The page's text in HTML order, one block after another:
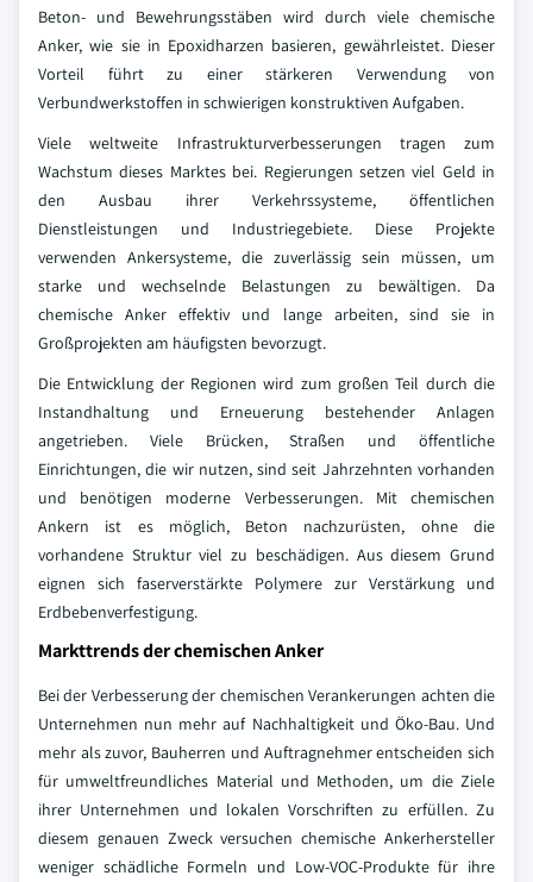
Beton- und Bewehrungsstäben wird durch viele chemische
Anker, wie sie in Epoxidharzen basieren, gewährleistet. Dieser
Vorteil führt zu einer stärkeren Verwendung von
Verbundwerkstoffen in schwierigen konstruktiven Aufgaben.
Viele weltweite Infrastrukturverbesserungen tragen zum
Wachstum dieses Marktes bei. Regierungen setzen viel Geld in
den Ausbau ihrer Verkehrssysteme, öffentlichen
Dienstleistungen und Industriegebiete. Diese Projekte
verwenden Ankersysteme, die zuverlässig sein müssen, um
starke und wechselnde Belastungen zu bewältigen. Da
chemische Anker effektiv und lange arbeiten, sind sie in
Großprojekten am häufigsten bevorzugt.
Die Entwicklung der Regionen wird zum großen Teil durch die
Instandhaltung und Erneuerung bestehender Anlagen
angetrieben. Viele Brücken, Straßen und öffentliche
Einrichtungen, die wir nutzen, sind seit Jahrzehnten vorhanden
und benötigen moderne Verbesserungen. Mit chemischen
Ankern ist es möglich, Beton nachzurüsten, ohne die
vorhandene Struktur viel zu beschädigen. Aus diesem Grund
eignen sich faserverstärkte Polymere zur Verstärkung und
Erdbebenverfestigung.
Markttrends der chemischen Anker
Bei der Verbesserung der chemischen Verankerungen achten die
Unternehmen nun mehr auf Nachhaltigkeit und Öko-Bau. Und
mehr als zuvor, Bauherren und Auftragnehmer entscheiden sich
für umweltfreundliches Material und Methoden, um die Ziele
ihrer Unternehmen und lokalen Vorschriften zu erfüllen. Zu
diesem genauen Zweck versuchen chemische Ankerhersteller
weniger schädliche Formeln und Low-VOC-Produkte für ihre